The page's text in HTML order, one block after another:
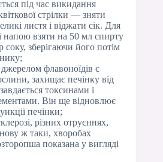
під час викидання
стрілки — зняти
листя і віджати сік. Для
напою взяти на 50 мл спирту
соку, зберігаючи його потім
флавоноїдів є
захищає печінку від
токсинами і
Він ще відновлює
печінки;
різних отруєннях,
ж таки, хворобах
показана у вигляді